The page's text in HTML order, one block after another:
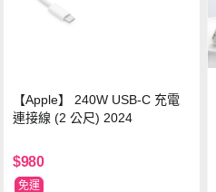
【Apple】 240W USB-C 充電
連接線 (2 公尺) 2024
$980
免運